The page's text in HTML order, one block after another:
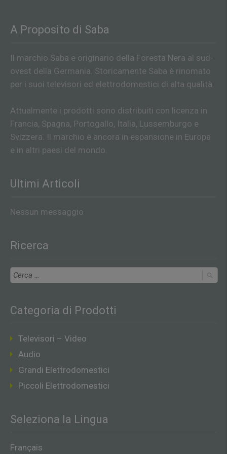
A Proposito di Saba
Il marchio Saba e originario della Foresta Nera al sud-
ovest della Germania. Storicamente Saba è rinomato
per i suoi televisori ed elettrodomestici di alta qualità.
Attualmente i prodotti sono distribuiti con licenza in
Francia, Spagna, Portogallo, Italia, Lussemburgo e
Svizzera. Il marchio è ancora in espansione in Europa
e in altri paesi del mondo.
Ultimi Articoli
Nessun messaggio
Ricerca
Categoria di Prodotti
Televisori – Video
Audio
Grandi Elettrodomestici
Piccoli Elettrodomestici
Seleziona la Lingua
Français